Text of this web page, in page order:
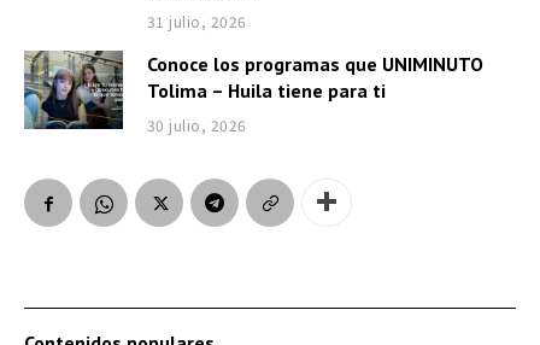
31 julio, 2026
Conoce los programas que UNIMINUTO
Tolima – Huila tiene para ti
30 julio, 2026